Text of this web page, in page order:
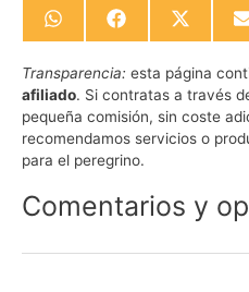
Compartir
en
WhatsApp
Compartir
en
Facebook
en
X
Transparencia: esta página
afiliado. Si contratas a través
pequeña comisión, sin coste
recomendamos servicios o
para el peregrino.
Comentarios y